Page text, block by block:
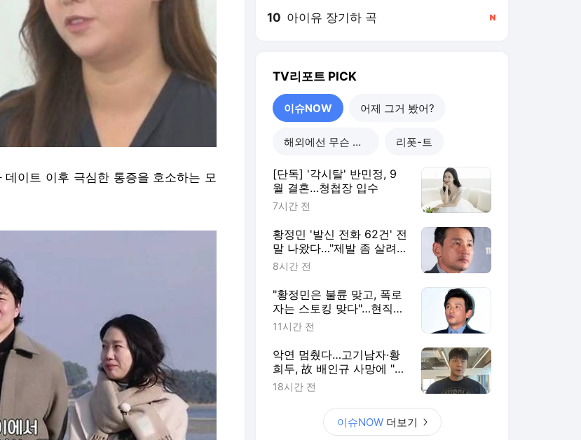
이트 이후 극심한 통증을 호소하는 모
10 아이유 장기하 곡
TV리포트 PICK
이슈NOW 어제 그거 봤어?
해외에선 무슨 일이? 리폿-트
[단독] '각시탈' 반민정, 9
월 결혼…청첩장 입수
7시간 전
황정민 '발신 전화 62건' 전
말 나왔다…"제발 좀 살려
달라"
8시간 전
"황정민은 불륜 맞고, 폭로
자는 스토킹 맞다"…현직
변호사 의견 보니 [RE:뷰]
11시간 전
악연 멈췄다…고기남자·황
희두, 故 배인규 사망에 "조
롱 말아달라"
18시간 전
이슈NOW 더보기